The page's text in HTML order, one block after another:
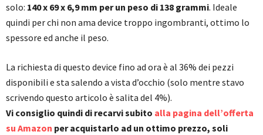
solo: 140 x 69 x 6,9 mm per un peso di 138 grammi. Ideale
quindi per chi non ama device troppo ingombranti, ottimo lo
spessore ed anche il peso.
La richiesta di questo device fino ad ora è al 36% dei pezzi
disponibili e sta salendo a vista d’occhio (solo mentre stavo
scrivendo questo articolo è salita del 4%).
Vi consiglio quindi di recarvi subito alla pagina dell’offerta
su Amazon per acquistarlo ad un ottimo prezzo, soli